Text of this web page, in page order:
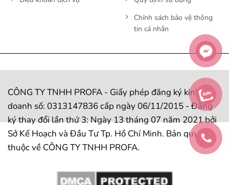
Chính sách bảo vệ thông
tin cá nhân
CÔNG TY TNHH PROFA - Giấy phép đăng ký kinh
doanh số: 0313147836 cấp ngày 06/11/2015 - Đăng
ký thay đổi lần thứ 3: Ngày 13 tháng 07 năm 2021 bởi
Sở Kế Hoạch và Đầu Tư Tp. Hồ Chí Minh. Bản quyền
thuộc về CÔNG TY TNHH PROFA.